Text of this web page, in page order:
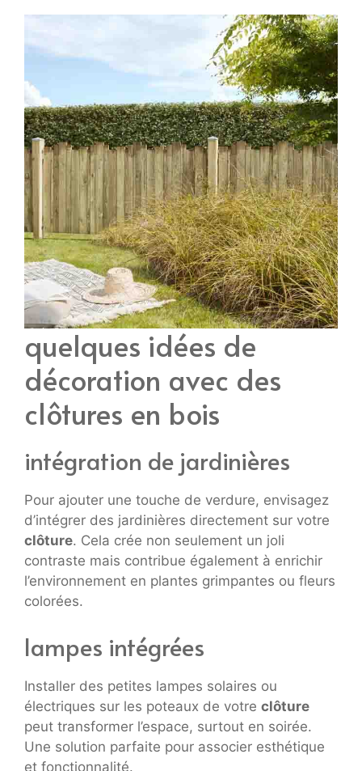
quelques idées de
décoration avec des
clôtures en bois
intégration de jardinières
Pour ajouter une touche de verdure, envisagez
d’intégrer des jardinières directement sur votre
clôture. Cela crée non seulement un joli
contraste mais contribue également à enrichir
l’environnement en plantes grimpantes ou fleurs
colorées.
lampes intégrées
Installer des petites lampes solaires ou
électriques sur les poteaux de votre clôture
peut transformer l’espace, surtout en soirée.
Une solution parfaite pour associer esthétique
et fonctionnalité.